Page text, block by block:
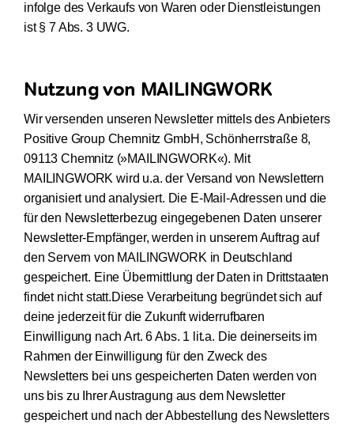
infolge des Verkaufs von Waren oder Dienstleistungen
ist § 7 Abs. 3 UWG.
Nutzung von MAILINGWORK
Wir versenden unseren Newsletter mittels des Anbieters
Positive Group Chemnitz GmbH, Schönherrstraße 8,
09113 Chemnitz (»MAILINGWORK«). Mit
MAILINGWORK wird u.a. der Versand von Newslettern
organisiert und analysiert. Die E-Mail-Adressen und die
für den Newsletterbezug eingegebenen Daten unserer
Newsletter-Empfänger, werden in unserem Auftrag auf
den Servern von MAILINGWORK in Deutschland
gespeichert. Eine Übermittlung der Daten in Drittstaaten
findet nicht statt.Diese Verarbeitung begründet sich auf
deine jederzeit für die Zukunft widerrufbaren
Einwilligung nach Art. 6 Abs. 1 lit.a. Die deinerseits im
Rahmen der Einwilligung für den Zweck des
Newsletters bei uns gespeicherten Daten werden von
uns bis zu Ihrer Austragung aus dem Newsletter
gespeichert und nach der Abbestellung des Newsletters